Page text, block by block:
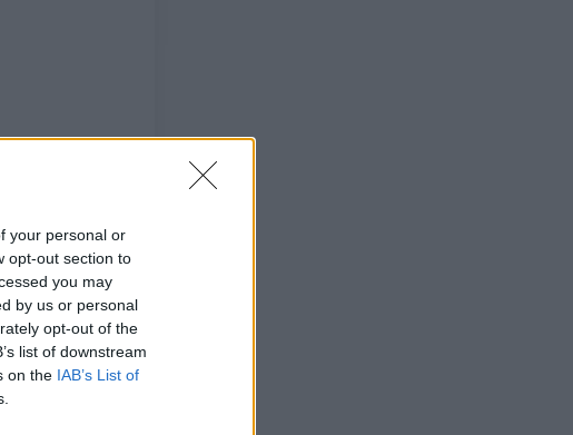
your personal or
opt-out section to
you may
by us or personal
opt-out of the
list of downstream
on the IAB’s List of